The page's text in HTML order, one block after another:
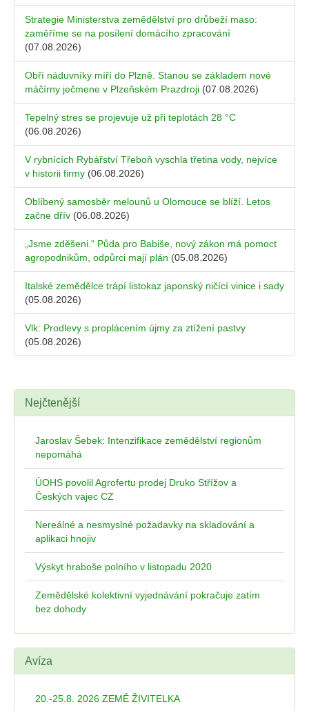
Strategie Ministerstva zemědělství pro drůbeží maso:
zaměříme se na posílení domácího zpracování
(07.08.2026)
Obří náduvníky míří do Plzně. Stanou se základem nové
máčírny ječmene v Plzeňském Prazdroji (07.08.2026)
Tepelný stres se projevuje už při teplotách 28 °C
(06.08.2026)
V rybnících Rybářství Třeboň vyschla třetina vody, nejvíce
v historii firmy (06.08.2026)
Oblíbený samosběr melounů u Olomouce se blíží. Letos
začne dřív (06.08.2026)
„Jsme zděšeni.“ Půda pro Babiše, nový zákon má pomoct
agropodnikům, odpůrci mají plán (05.08.2026)
Italské zemědělce trápí listokaz japonský ničící vinice i sady
(05.08.2026)
Vlk: Prodlevy s proplácením újmy za ztížení pastvy
(05.08.2026)
Nejčtenější
Jaroslav Šebek: Intenzifikace zemědělství regionům
nepomáhá
ÚOHS povolil Agrofertu prodej Druko Střížov a
Českých vajec CZ
Nereálné a nesmyslné požadavky na skladování a
aplikaci hnojiv
Výskyt hraboše polního v listopadu 2020
Zemědělské kolektivní vyjednávání pokračuje zatím
bez dohody
Avíza
20.-25.8. 2026 ZEMĚ ŽIVITELKA